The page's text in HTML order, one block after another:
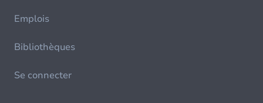
Emplois
Bibliothèques
Se connecter